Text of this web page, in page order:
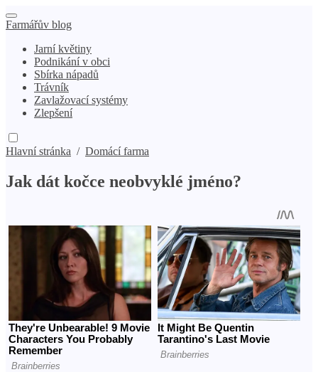
Farmářův blog
Jarní květiny
Podnikání v obci
Sbírka nápadů
Trávník
Zavlažovací systémy
Zlepšení
Hlavní stránka / Domácí farma
Jak dát kočce neobvyklé jméno?